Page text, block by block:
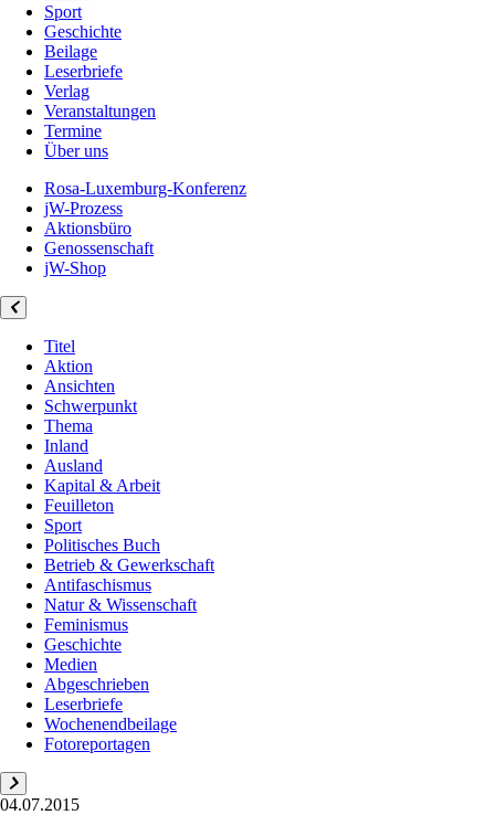
Sport
Geschichte
Beilage
Leserbriefe
Verlag
Veranstaltungen
Termine
Über uns
Rosa-Luxemburg-Konferenz
jW-Prozess
Aktionsbüro
Genossenschaft
jW-Shop
Titel
Aktion
Ansichten
Schwerpunkt
Thema
Inland
Ausland
Kapital & Arbeit
Feuilleton
Sport
Politisches Buch
Betrieb & Gewerkschaft
Antifaschismus
Natur & Wissenschaft
Feminismus
Geschichte
Medien
Abgeschrieben
Leserbriefe
Wochenendbeilage
Fotoreportagen
04.07.2015